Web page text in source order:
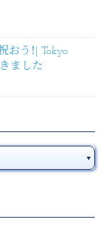
おう！| Tokyo
ました